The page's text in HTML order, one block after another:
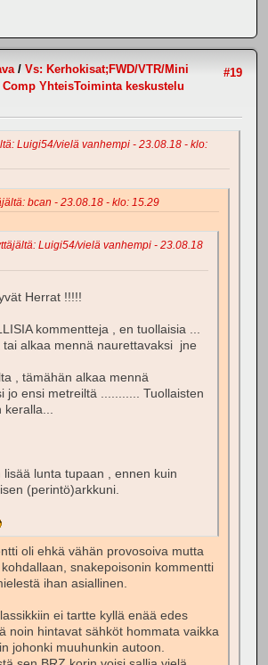
#19
/ Vs: Kerhokisat;FWD/VTR/Mini
YhteisToiminta keskustelu
Luigi54/vielä vanhempi - 23.08.18 - klo:
bcan - 23.08.18 - klo: 15.29
Luigi54/vielä vanhempi - 23.08.18
Herrat !!!!!
kommentteja , en tuollaisia ...
tai alkaa mennä naurettavaksi jne
, tämähän alkaa mennä
jo ensi metreiltä ........... Tuollaisten
lisää lunta tupaan , ennen kuin
(perintö)arkkuni.
oli ehkä vähän provosoiva mutta
snakepoisonin kommentti
ihan asiallinen.
ei tartte kyllä enää edes
noin hintavat sähköt hommata vaikka
johonki muuhunkin autoon.